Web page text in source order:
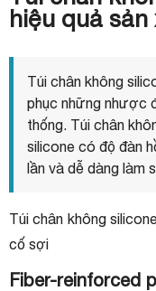
hiệu quả
Túi chân không
phục những nhược
thống. Túi chân
silicone có độ đàn
lần và dễ dàng làm
Túi chân không
cố sợi
Fiber-reinforced